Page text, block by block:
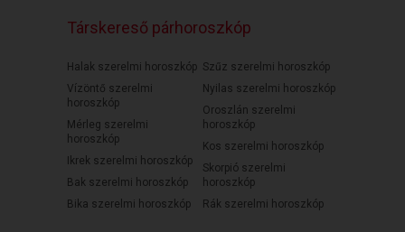
Társkereső párhoroszkóp
Halak szerelmi horoszkóp
Vízöntő szerelmi
horoszkóp
Mérleg szerelmi
horoszkóp
Ikrek szerelmi horoszkóp
Bak szerelmi horoszkóp
Bika szerelmi horoszkóp
Szűz szerelmi horoszkóp
Nyilas szerelmi horoszkóp
Oroszlán szerelmi
horoszkóp
Kos szerelmi horoszkóp
Skorpió szerelmi
horoszkóp
Rák szerelmi horoszkóp